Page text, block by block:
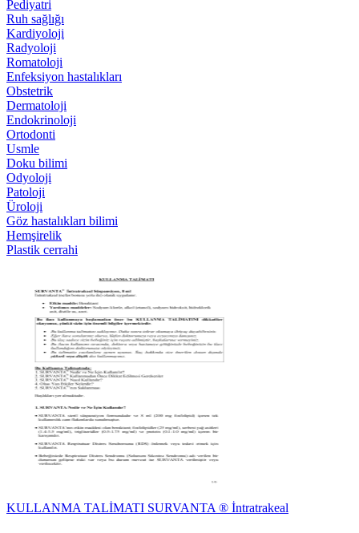
Pediyatri
Ruh sağlığı
Kardiyoloji
Radyoloji
Romatoloji
Enfeksiyon hastalıkları
Obstetrik
Dermatoloji
Endokrinoloji
Ortodonti
Usmle
Doku bilimi
Odyoloji
Patoloji
Üroloji
Göz hastalıkları bilimi
Hemşirelik
Plastik cerrahi
KULLANMA TALİMATI SURVANTA ® İntratrakeal